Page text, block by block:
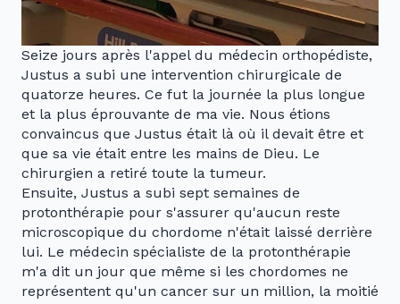
Seize jours après l'appel du médecin orthopédiste,
Justus a subi une intervention chirurgicale de
quatorze heures. Ce fut la journée la plus longue
et la plus éprouvante de ma vie. Nous étions
convaincus que Justus était là où il devait être et
que sa vie était entre les mains de Dieu. Le
chirurgien a retiré toute la tumeur.
Ensuite, Justus a subi sept semaines de
protonthérapie pour s'assurer qu'aucun reste
microscopique du chordome n'était laissé derrière
lui. Le médecin spécialiste de la protonthérapie
m'a dit un jour que même si les chordomes ne
représentent qu'un cancer sur un million, la moitié